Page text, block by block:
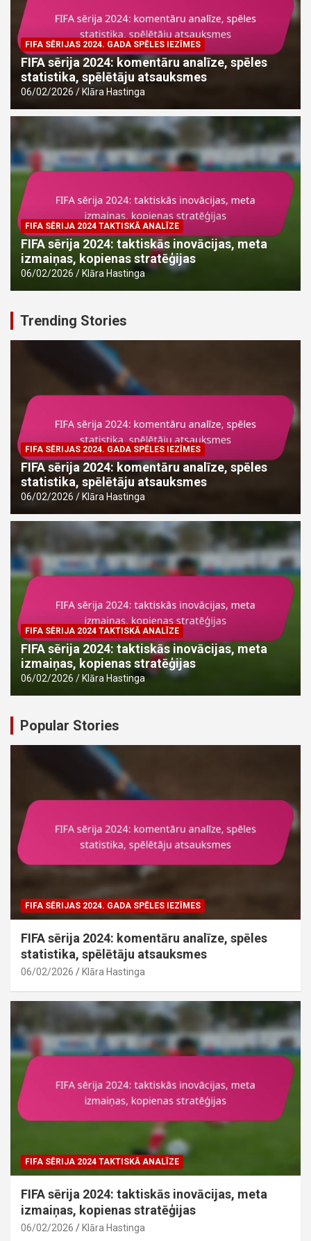
FIFA SĒRIJAS 2024. GADA SPĒLES IEZĪMES
FIFA sērija 2024: komentāru analīze, spēles
statistika, spēlētāju atsauksmes
06/02/2026 Klāra Hastinga
FIFA SĒRIJA 2024 TAKTISKĀ ANALĪZE
FIFA sērija 2024: taktiskās inovācijas, meta
izmaiņas, kopienas stratēģijas
06/02/2026 Klāra Hastinga
Trending Stories
FIFA SĒRIJAS 2024. GADA SPĒLES IEZĪMES
FIFA sērija 2024: komentāru analīze, spēles
statistika, spēlētāju atsauksmes
06/02/2026 Klāra Hastinga
FIFA SĒRIJA 2024 TAKTISKĀ ANALĪZE
FIFA sērija 2024: taktiskās inovācijas, meta
izmaiņas, kopienas stratēģijas
06/02/2026 Klāra Hastinga
Popular Stories
FIFA SĒRIJAS 2024. GADA SPĒLES IEZĪMES
FIFA sērija 2024: komentāru analīze, spēles
statistika, spēlētāju atsauksmes
06/02/2026 Klāra Hastinga
FIFA SĒRIJA 2024 TAKTISKĀ ANALĪZE
FIFA sērija 2024: taktiskās inovācijas, meta
izmaiņas, kopienas stratēģijas
06/02/2026 Klāra Hastinga